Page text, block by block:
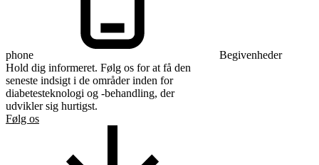
phone
Begivenheder
Hold dig informeret. Følg os for at få den
seneste indsigt i de områder inden for
diabetesteknologi og -behandling, der
udvikler sig hurtigst.
Følg os